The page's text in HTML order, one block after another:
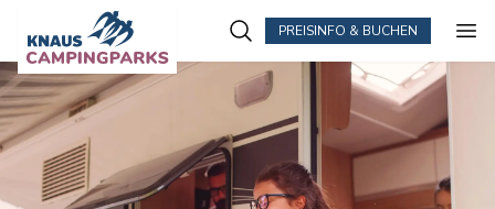
Zum Hauptinhalt springen
PREISINFO & BUCHEN